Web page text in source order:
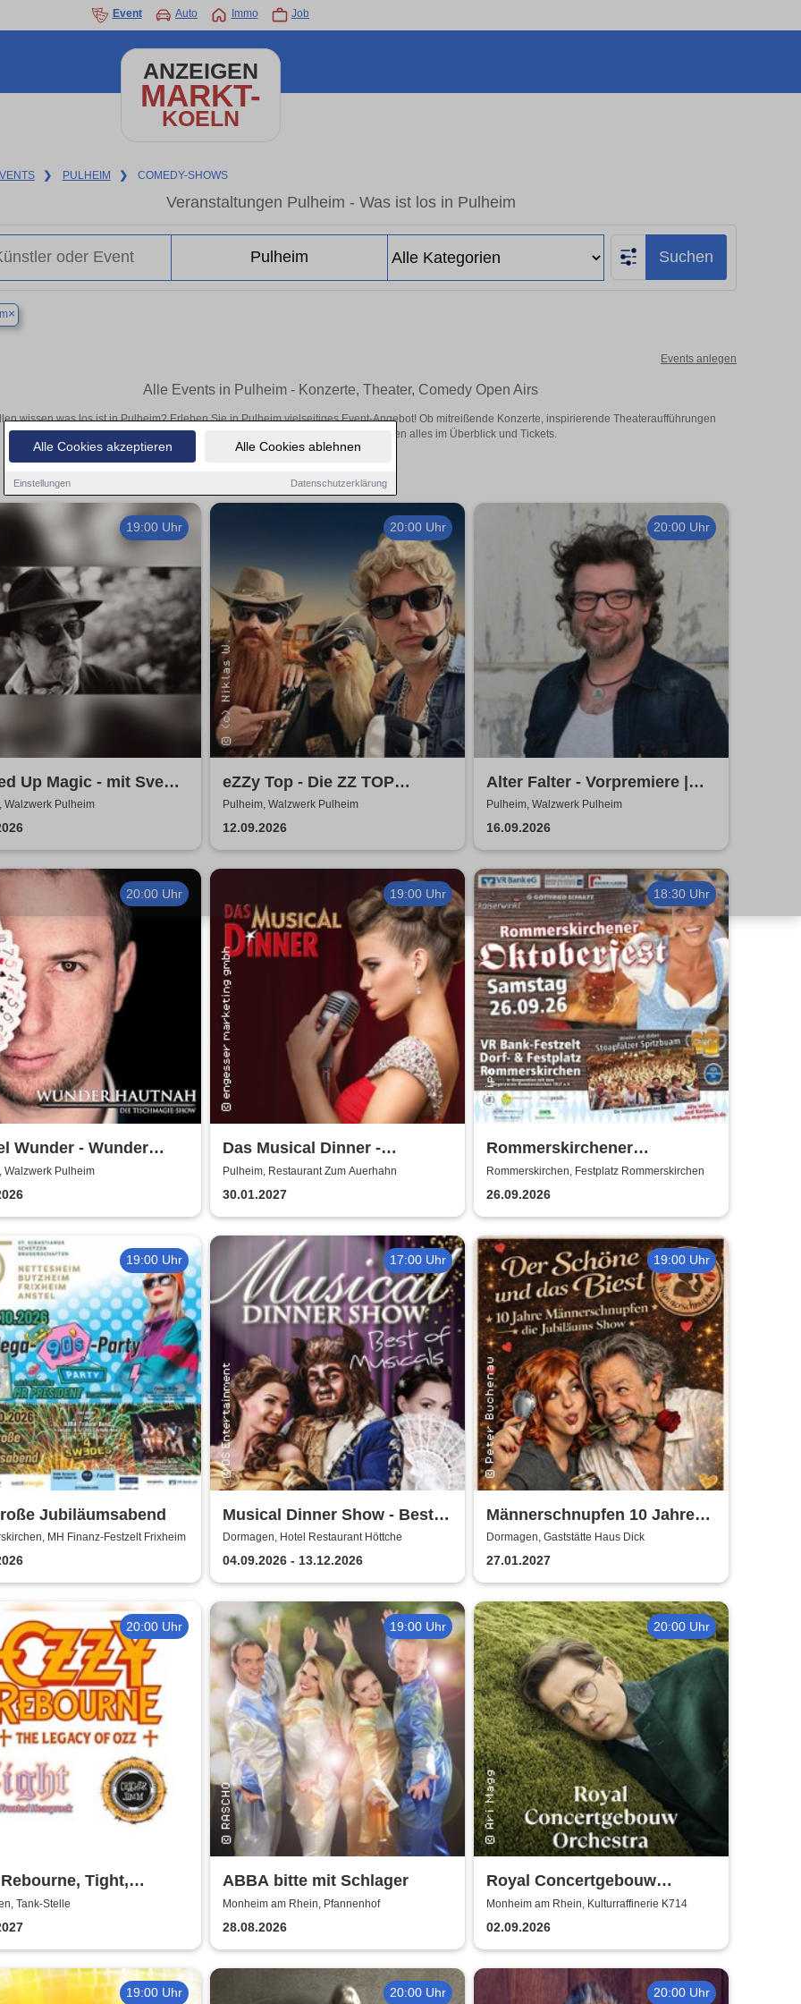
Alle Cookies akzeptieren Alle Cookies ablehnen
Einstellungen Datenschutzerklärung
Event Auto Immo Job
ANZEIGEN
MARKT-
KOELN
❯ PULHEIM ❯ COMEDY-SHOWS
Veranstaltungen Pulheim - Was ist los in Pulheim
Suchen
×
Events anlegen
Alle Events in Pulheim - Konzerte, Theater, Comedy Open Airs
wissen was los ist in Pulheim? Erleben Sie in Pulheim vielseitiges Event-Angebot! Ob mitreißende Konzerte, inspirierende Theateraufführungen
oder aufregende Veranstaltungen in Pulheim – hier finden alles im Überblick und Tickets.
19:00 Uhr
Up Magic - mit Sven
& Band
Walzwerk Pulheim
20:00 Uhr
eZZy Top - Die ZZ TOP
Coverband
Pulheim, Walzwerk Pulheim
12.09.2026
20:00 Uhr
Alter Falter - Vorpremiere |
Hennes Bender Live!
Pulheim, Walzwerk Pulheim
16.09.2026
20:00 Uhr
Wunder - Wunder
Tischmagieshow
Walzwerk Pulheim
19:00 Uhr
Das Musical Dinner -
Kulinarischer Genuss und
garantierte Unterhaltung
Pulheim, Restaurant Zum Auerhahn
30.01.2027
18:30 Uhr
Rommerskirchener
Oktoberfest - Auf geht´s -
pack mas!
Rommerskirchen, Festplatz Rommerskirchen
26.09.2026
19:00 Uhr
Jubiläumsabend
MH Finanz-Festzelt Frixheim
17:00 Uhr
Musical Dinner Show - Best
of Musicals
Dormagen, Hotel Restaurant Höttche
04.09.2026 - 13.12.2026
19:00 Uhr
Männerschnupfen 10 Jahre
Jubiläumsshow
Dormagen, Gaststätte Haus Dick
27.01.2027
20:00 Uhr
Tight,
Jamm
Tank-Stelle
19:00 Uhr
ABBA bitte mit Schlager
Monheim am Rhein, Pfannenhof
28.08.2026
20:00 Uhr
Royal Concertgebouw
Orchestra | Víkingur Ólafsson
Monheim am Rhein, Kulturraffinerie K714
02.09.2026
19:00 Uhr 20:00 Uhr 20:00 Uhr